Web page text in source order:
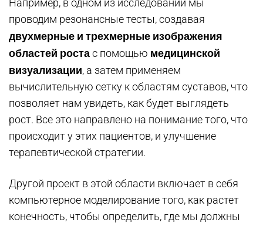
Например, в одном из исследований мы
проводим резонансные тесты, создавая
двухмерные и трехмерные изображения
областей ростас помощью медицинской
визуализации, а затем применяем
вычислительную сетку к областям суставов, что
позволяет нам увидеть, как будет выглядеть
рост. Все это направлено на понимание того, что
происходит у этих пациентов, и улучшение
терапевтической стратегии.
Другой проект в этой области включает в себя
компьютерное моделирование того, как растет
конечность, чтобы определить, где мы должны